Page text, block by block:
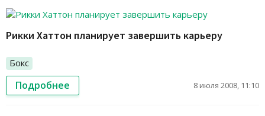
Рикки Хаттон планирует завершить карьеру
Бокс
Подробнее 8 июля 2008, 11:10